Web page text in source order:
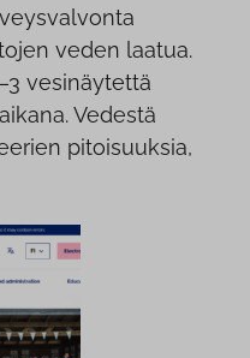
veden laatua.
vesinäytettä
Vedestä
pitoisuuksia,